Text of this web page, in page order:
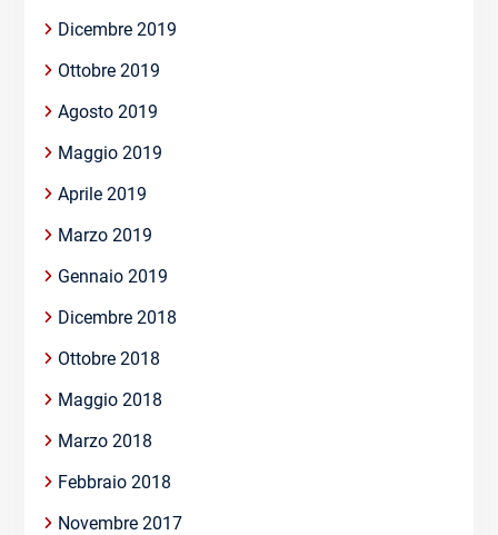
Dicembre 2019
Ottobre 2019
Agosto 2019
Maggio 2019
Aprile 2019
Marzo 2019
Gennaio 2019
Dicembre 2018
Ottobre 2018
Maggio 2018
Marzo 2018
Febbraio 2018
Novembre 2017